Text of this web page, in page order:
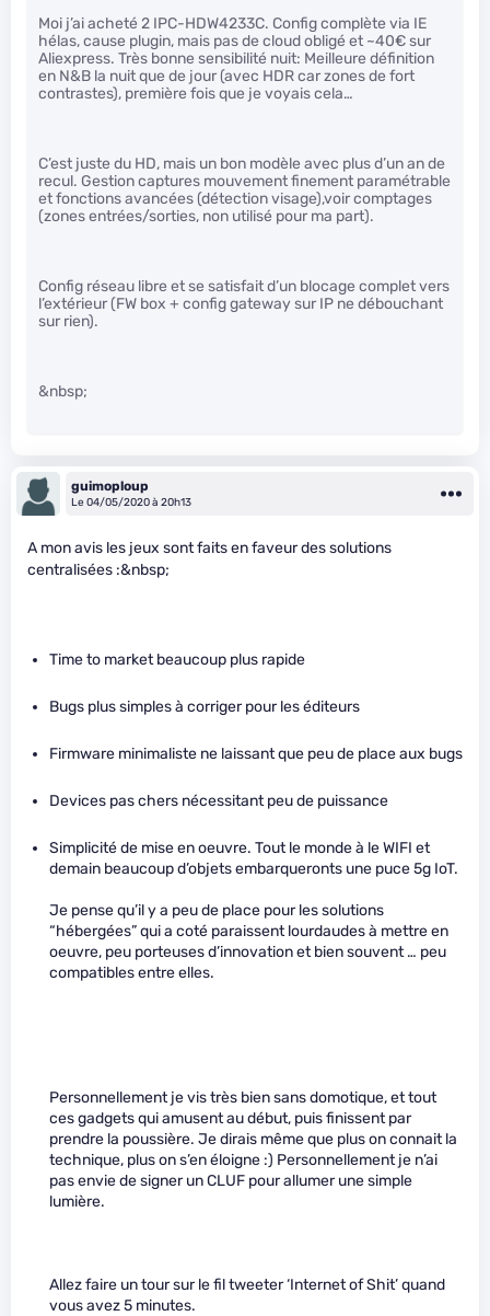
Moi j’ai acheté 2 IPC-HDW4233C. Config complète via IE
hélas, cause plugin, mais pas de cloud obligé et ~40€ sur
Aliexpress. Très bonne sensibilité nuit: Meilleure définition
en N&B la nuit que de jour (avec HDR car zones de fort
contrastes), première fois que je voyais cela…
C’est juste du HD, mais un bon modèle avec plus d’un an de
recul. Gestion captures mouvement finement paramétrable
et fonctions avancées (détection visage),voir comptages
(zones entrées/sorties, non utilisé pour ma part).
Config réseau libre et se satisfait d’un blocage complet vers
l’extérieur (FW box + config gateway sur IP ne débouchant
sur rien).
&nbsp;
guimoploup
Le 04/05/2020 à 20h13
A mon avis les jeux sont faits en faveur des solutions
centralisées :&nbsp;
Time to market beaucoup plus rapide
Bugs plus simples à corriger pour les éditeurs
Firmware minimaliste ne laissant que peu de place aux bugs
Devices pas chers nécessitant peu de puissance
Simplicité de mise en oeuvre. Tout le monde à le WIFI et
demain beaucoup d’objets embarqueronts une puce 5g IoT.
Je pense qu’il y a peu de place pour les solutions
“hébergées” qui a coté paraissent lourdaudes à mettre en
oeuvre, peu porteuses d’innovation et bien souvent … peu
compatibles entre elles.
Personnellement je vis très bien sans domotique, et tout
ces gadgets qui amusent au début, puis finissent par
prendre la poussière. Je dirais même que plus on connait la
technique, plus on s’en éloigne :) Personnellement je n’ai
pas envie de signer un CLUF pour allumer une simple
lumière.
Allez faire un tour sur le fil tweeter ‘Internet of Shit’ quand
vous avez 5 minutes.